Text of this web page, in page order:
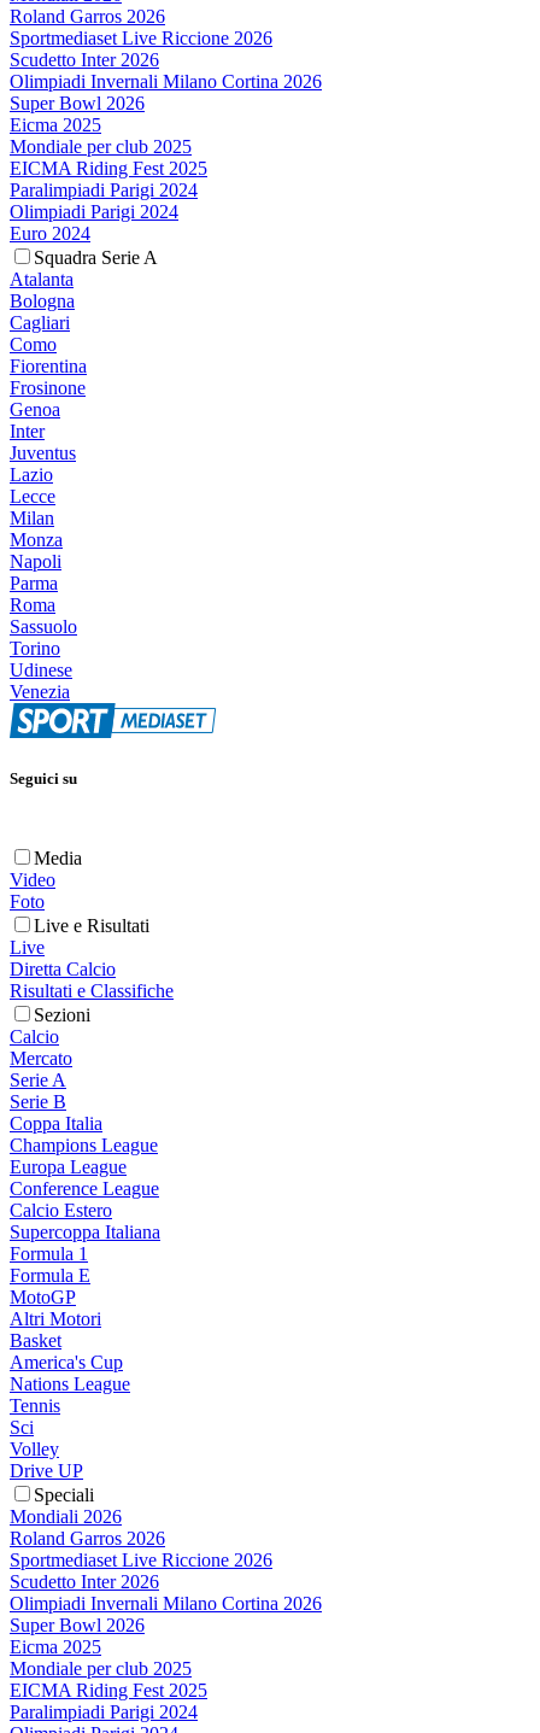
Roland Garros 2026
Sportmediaset Live Riccione 2026
Scudetto Inter 2026
Olimpiadi Invernali Milano Cortina 2026
Super Bowl 2026
Eicma 2025
Mondiale per club 2025
EICMA Riding Fest 2025
Paralimpiadi Parigi 2024
Olimpiadi Parigi 2024
Euro 2024
Squadra Serie A
Atalanta
Bologna
Cagliari
Como
Fiorentina
Frosinone
Genoa
Inter
Juventus
Lazio
Lecce
Milan
Monza
Napoli
Parma
Roma
Sassuolo
Torino
Udinese
Venezia
Seguici su
Media
Video
Foto
Live e Risultati
Live
Diretta Calcio
Risultati e Classifiche
Sezioni
Calcio
Mercato
Serie A
Serie B
Coppa Italia
Champions League
Europa League
Conference League
Calcio Estero
Supercoppa Italiana
Formula 1
Formula E
MotoGP
Altri Motori
Basket
America's Cup
Nations League
Tennis
Sci
Volley
Drive UP
Speciali
Mondiali 2026
Roland Garros 2026
Sportmediaset Live Riccione 2026
Scudetto Inter 2026
Olimpiadi Invernali Milano Cortina 2026
Super Bowl 2026
Eicma 2025
Mondiale per club 2025
EICMA Riding Fest 2025
Paralimpiadi Parigi 2024